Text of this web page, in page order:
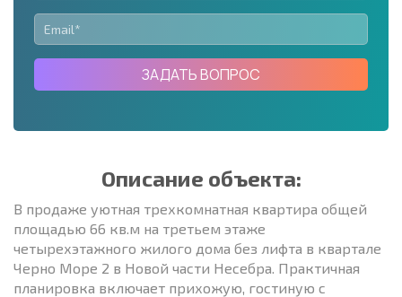
ЗАДАТЬ ВОПРОС
Описание объекта:
В продаже уютная трехкомнатная квартира общей
площадью 66 кв.м на третьем этаже
четырехэтажного жилого дома без лифта в квартале
Черно Море 2 в Новой части Несебра. Практичная
планировка включает прихожую, гостиную с